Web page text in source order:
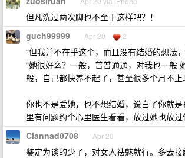
但凡洗过两次脚也不至于这样吧？！
guch99999 Apr 20 2
“但我并不在乎这个，而且没有结婚的想法
“她很好么？一般，普普通通，对我也一般
般，自己都快养不起了，甚至很多个月不上
你也不是爱她，也不想结婚，说白了你就
里有问题约个心里医生看看，放过她也放过
Clannad0708 Apr 20
鉴定为谈的少了，对女人祛魅就行。多去接